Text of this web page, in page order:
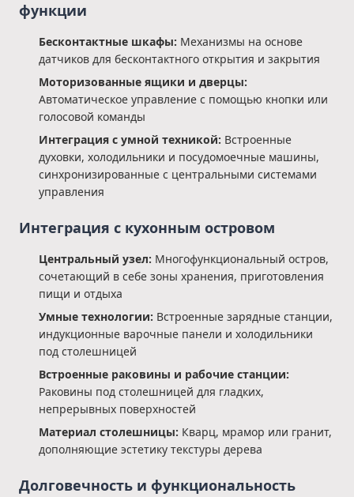
функции
Бесконтактные шкафы: Механизмы на основе
датчиков для бесконтактного открытия и закрытия
Моторизованные ящики и дверцы:
Автоматическое управление с помощью кнопки или
голосовой команды
Интеграция с умной техникой: Встроенные
духовки, холодильники и посудомоечные машины,
синхронизированные с центральными системами
управления
Интеграция с кухонным островом
Центральный узел: Многофункциональный остров,
сочетающий в себе зоны хранения, приготовления
пищи и отдыха
Умные технологии: Встроенные зарядные станции,
индукционные варочные панели и холодильники
под столешницей
Встроенные раковины и рабочие станции:
Раковины под столешницей для гладких,
непрерывных поверхностей
Материал столешницы: Кварц, мрамор или гранит,
дополняющие эстетику текстуры дерева
Долговечность и функциональность